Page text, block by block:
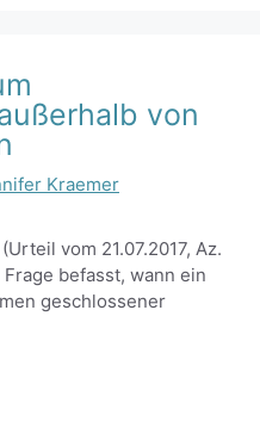
von
Kraemer
vom 21.07.2017, Az.
befasst, wann ein
geschlossener